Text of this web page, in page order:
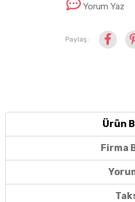
Yorum Yaz
Paylaş :
Ürün
Firma